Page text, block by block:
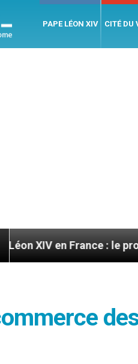
PAPE LÉON XIV CITÉ DU
France : le programme